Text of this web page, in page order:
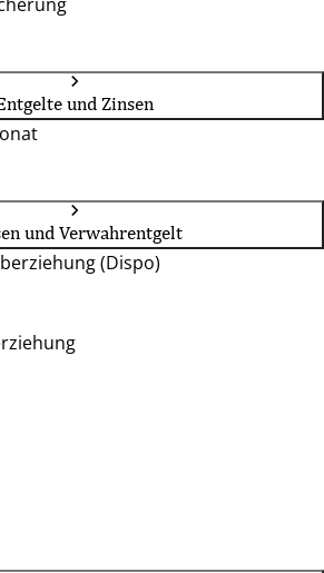
und Zinsen
und Verwahrentgelt
(Dispo)